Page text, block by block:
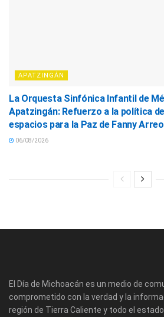
APATZINGÁN
La Orquesta Sinfónica Infantil de
Apatzingán: Refuerzo a la política
espacios para la Paz de Fanny
06/08/2026
El Día de Michoacán es un medio de
comprometido con la verdad y la
región de Tierra Caliente y todo el